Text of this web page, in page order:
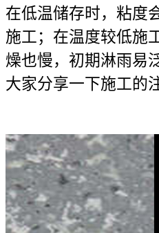
在低温储存时，粘度
施工；在温度较低施
燥也慢，初期淋雨易
大家分享一下施工的